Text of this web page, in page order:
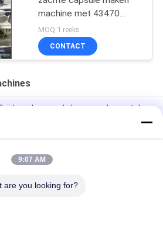
machine met 43470
capsules / uur output en
0-5rpm verstelbare
snelheid
MOQ:1 reeks
CONTACT
van de hoog rendement de
voor Voedsel
roestvrij staalcolloïde
van het Roestvrij staalcolloïde met
9:07 AM
are you looking for?